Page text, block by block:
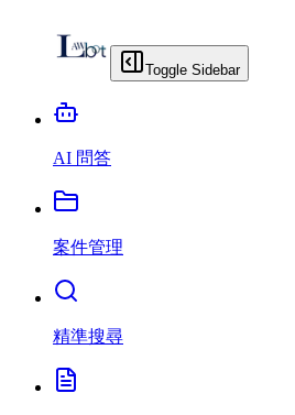
Toggle Sidebar
AI 問答
案件管理
精準搜尋